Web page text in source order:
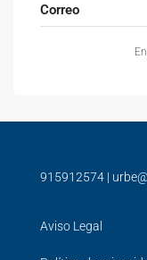
Correo
915912574 |
Aviso Legal